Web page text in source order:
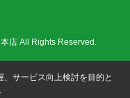
店 All Rights Reserved.
サービス向上検討を目的と